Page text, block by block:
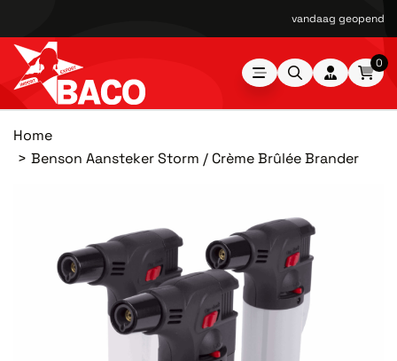
vandaag geopend
0
Home
Benson Aansteker Storm / Crème Brûlée Brander